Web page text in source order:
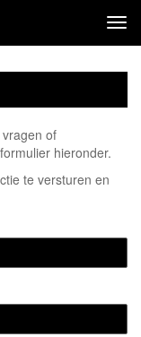
of
hieronder.
te versturen en